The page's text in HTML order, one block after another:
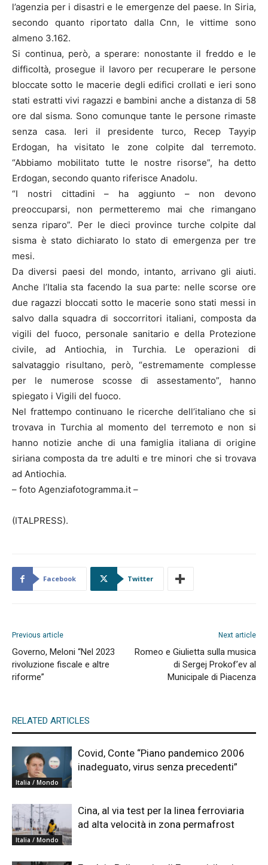
l’agenzia per i disastri e le emergenze del paese. In Siria,
secondo quanto riportato dalla Cnn, le vittime sono
almeno 3.162.
Si continua, però, a sperare: nonostante il freddo e le
difficoltà, prosegue il lavoro per recuperare le persone
bloccate sotto le macerie degli edifici crollati e ieri sono
stati estratti vivi ragazzi e bambini anche a distanza di 58
ore dal sisma. Sono comunque tante le persone rimaste
senza casa. Ieri il presidente turco, Recep Tayyip
Erdogan, ha visitato le zone colpite dal terremoto.
“Abbiamo mobilitato tutte le nostre risorse”, ha detto
Erdogan, secondo quanto riferisce Anadolu.
“I nostri cittadini – ha aggiunto – non devono
preoccuparsi, non permetteremo mai che rimangano
senza riparo”. Per le dieci province turche colpite dal
sisma è stato dichiarato lo stato di emergenza per tre
mesi.
Da diversi paesi del mondo, intanto, arrivano gli aiuti.
Anche l’Italia sta facendo la sua parte: nelle scorse ore
due ragazzi bloccati sotto le macerie sono stati messi in
salvo dalla squadra di soccorritori italiani, composta da
vigili del fuoco, personale sanitario e della Protezione
civile, ad Antiochia, in Turchia. Le operazioni di
salvataggio risultano, però, “estremamente complesse
per le numerose scosse di assestamento”, hanno
spiegato i Vigili del fuoco.
Nel frattempo continuano le ricerche dell’italiano che si
trovava in Turchia al momento del terremoto e non si
hanno notizie anche di una famiglia italiana di origine
siriana composta da tre adulti e tre minori che si trovava
ad Antiochia.
– foto Agenziafotogramma.it –
(ITALPRESS).
Facebook Twitter
Previous article
Governo, Meloni “Nel 2023
rivoluzione fiscale e altre
riforme”
Next article
Romeo e Giulietta sulla musica
di Sergej Prokof’ev al
Municipale di Piacenza
RELATED ARTICLES
Italia / Mondo
Covid, Conte “Piano pandemico 2006
inadeguato, virus senza precedenti”
Italia / Mondo
Cina, al via test per la linea ferroviaria
ad alta velocità in zona permafrost